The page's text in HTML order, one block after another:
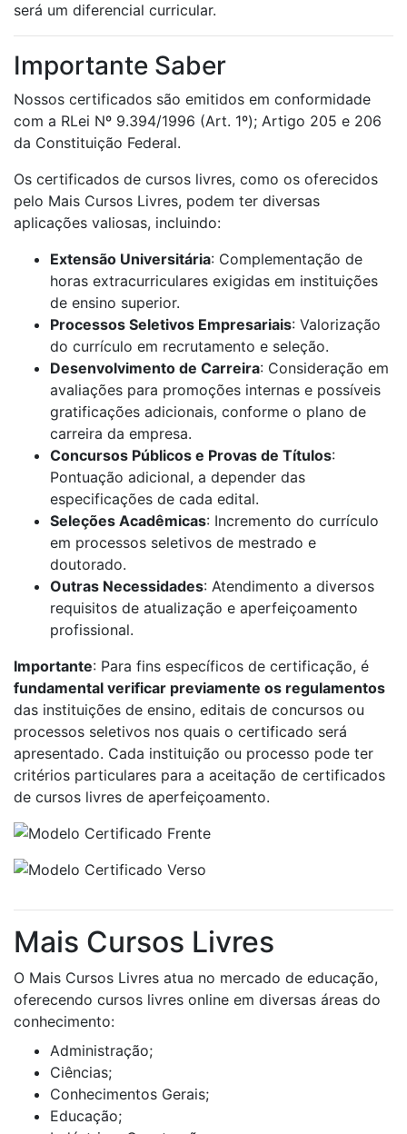
será um diferencial curricular.
Importante Saber
Nossos certificados são emitidos em conformidade
com a RLei Nº 9.394/1996 (Art. 1º); Artigo 205 e 206
da Constituição Federal.
Os certificados de cursos livres, como os oferecidos
pelo Mais Cursos Livres, podem ter diversas
aplicações valiosas, incluindo:
Extensão Universitária: Complementação de
horas extracurriculares exigidas em instituições
de ensino superior.
Processos Seletivos Empresariais: Valorização
do currículo em recrutamento e seleção.
Desenvolvimento de Carreira: Consideração em
avaliações para promoções internas e possíveis
gratificações adicionais, conforme o plano de
carreira da empresa.
Concursos Públicos e Provas de Títulos:
Pontuação adicional, a depender das
especificações de cada edital.
Seleções Acadêmicas: Incremento do currículo
em processos seletivos de mestrado e
doutorado.
Outras Necessidades: Atendimento a diversos
requisitos de atualização e aperfeiçoamento
profissional.
Importante: Para fins específicos de certificação, é
fundamental verificar previamente os regulamentos
das instituições de ensino, editais de concursos ou
processos seletivos nos quais o certificado será
apresentado. Cada instituição ou processo pode ter
critérios particulares para a aceitação de certificados
de cursos livres de aperfeiçoamento.
Mais Cursos Livres
O Mais Cursos Livres atua no mercado de educação,
oferecendo cursos livres online em diversas áreas do
conhecimento:
Administração;
Ciências;
Conhecimentos Gerais;
Educação;